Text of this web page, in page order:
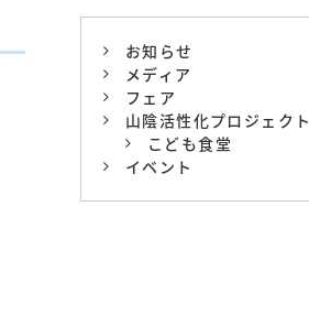
お知らせ
メディア
フェア
山陰活性化プロジェクト
こども食堂
イベント